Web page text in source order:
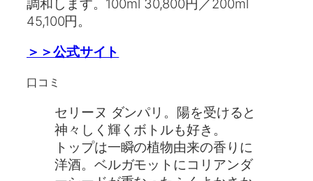
調和します。100ml 30,800円／200ml
45,100円。
＞＞公式サイト
口コミ
セリーヌ ダンパリ。陽を受けると
神々しく輝くボトルも好き。
トップは一瞬の植物由来の香りに
洋酒。ベルガモットにコリアンダ